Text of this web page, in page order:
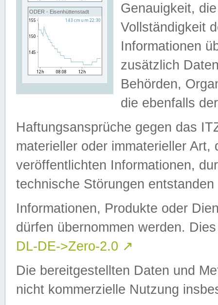
ODER - Eisenhüttenstadt
Genauigkeit,
Vollständigkeit
Informationen
zusätzlich
Behörden,
die ebenfalls
Haftungsansprüche gegen das
materieller oder immaterieller
veröffentlichten Informationen,
technische Störungen
Informationen, Produkte oder
dürfen übernommen werden.
DL-DE->Zero-2.0 ↗
Die bereitgestellten Daten und
nicht kommerzielle Nutzung